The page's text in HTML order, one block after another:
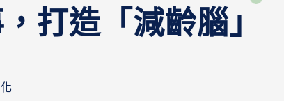
打造「減齡腦」